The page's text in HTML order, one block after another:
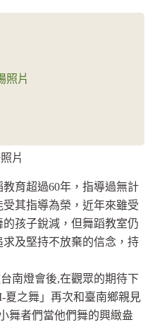
片
育超過60年，指導過無計
其指導為榮，近年來雖受
孩子銳減，但舞蹈教室仍
及堅持不放棄的信念，持
南燈會後,在觀眾的期待下
夏之舞」再次和臺南鄉親見
舞者們當他們舞的興緻盎